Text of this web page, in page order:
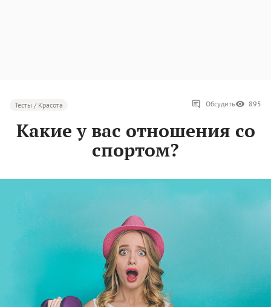
Тесты / Красота Обсудить 895
Какие у вас отношения со
спортом?